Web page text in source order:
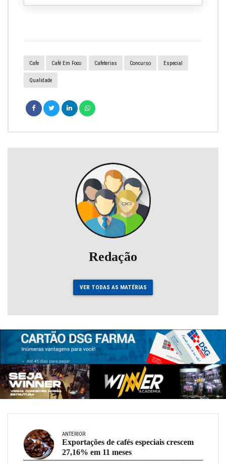
Cafe Café Em Foco Cafeterias Concurso Especial
Qualidade
Redação
VER TODAS AS MATÉRIAS
ANTERIOR
Exportações de cafés especiais crescem
27,16% em 11 meses